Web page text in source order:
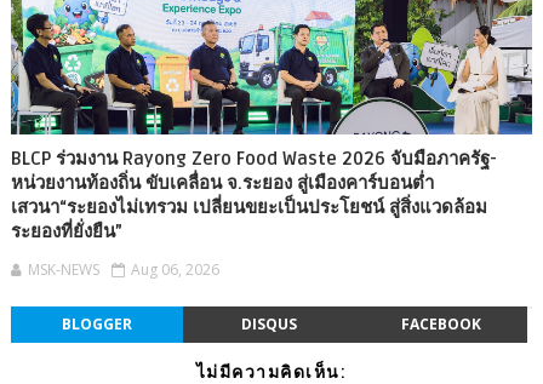
BLCP ร่วมงาน Rayong Zero Food Waste 2026 จับมือภาครัฐ-
หน่วยงานท้องถิ่น ขับเคลื่อน จ.ระยอง สู่เมืองคาร์บอนต่ำ
เสวนา“ระยองไม่เทรวม เปลี่ยนขยะเป็นประโยชน์ สู่สิ่งแวดล้อม
ระยองที่ยั่งยืน”
MSK-NEWS Aug 06, 2026
BLOGGER DISQUS FACEBOOK
ไม่มีความคิดเห็น: